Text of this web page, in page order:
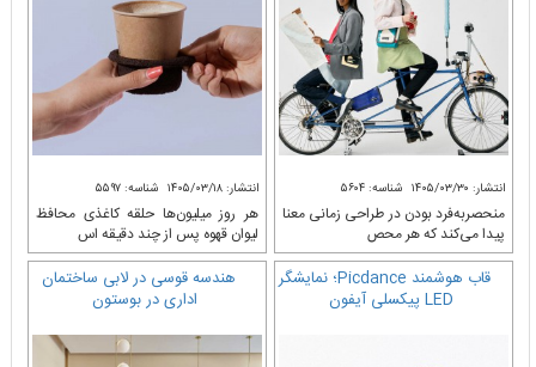
انتشار: ۱۴۰۵/۰۳/۳۰ شناسه: ۵۶۰۴
منحصربه‌فرد بودن در طراحی زمانی معنا
پیدا می‌کند که هر محص
انتشار: ۱۴۰۵/۰۳/۱۸ شناسه: ۵۵۹۷
هر روز میلیون‌ها حلقه کاغذی محافظ
لیوان قهوه پس از چند دقیقه اس
قاب هوشمند Picdance؛ نمایشگر
LED پیکسلی آیفون
هندسه قوسی در لابی ساختمان
اداری در بوستون